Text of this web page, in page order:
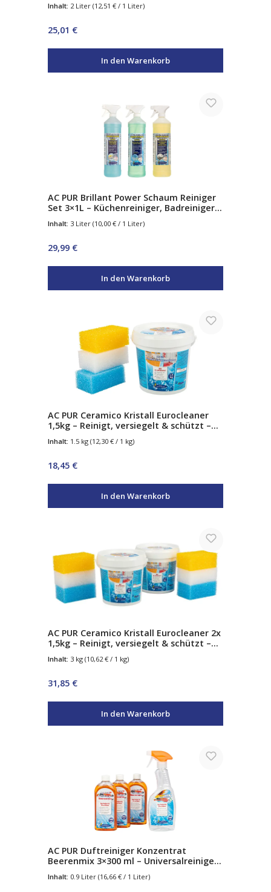
& Arbeitsflächen
Inhalt: 2 Liter (12,51 € / 1 Liter)
Regulärer Preis:
25,01 €
In den Warenkorb
AC PUR Brillant Power Schaum Reiniger
Set 3×1L – Küchenreiniger, Badreiniger
Inhalt: 3 Liter (10,00 € / 1 Liter)
Regulärer Preis:
29,99 €
In den Warenkorb
AC PUR Ceramico Kristall Eurocleaner
1,5kg – Reinigt, versiegelt & schützt –
Chrom & Keramik – inkl. 3
Inhalt: 1.5 kg (12,30 € / 1 kg)
Regulärer Preis:
18,45 €
In den Warenkorb
AC PUR Ceramico Kristall Eurocleaner 2x
1,5kg – Reinigt, versiegelt & schützt –
Chrom & Keramik – inkl. 3
Inhalt: 3 kg (10,62 € / 1 kg)
Regulärer Preis:
31,85 €
In den Warenkorb
AC PUR Duftreiniger Konzentrat
Beerenmix 3×300 ml – Universalreiniger
Laminat & alle wasserverträglichen
Inhalt: 0.9 Liter (16,66 € / 1 Liter)